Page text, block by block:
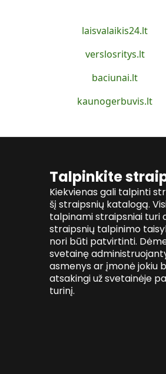
laisvalaikis24.lt
verslosritys.lt
baciunai.lt
kaunogerbuvis.lt
Talpinkite
Kiekvienas gali talpinti
šį straipsnių katalogą.
talpinami straipsniai turi
straipsnių talpinimo
nori būti patvirtinti.
svetainę
asmenys ar įmonė jokiu
atsakingi už svetainėje
turinį.